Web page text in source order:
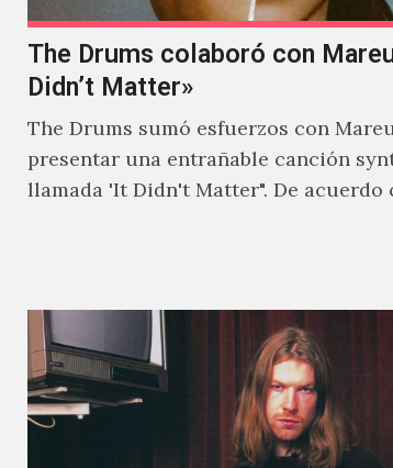
The Drums colaboró con
Didn’t Matter»
The Drums sumó esfuerzos con
presentar una entrañable canción
llamada 'It Didn't Matter". De acuerdo